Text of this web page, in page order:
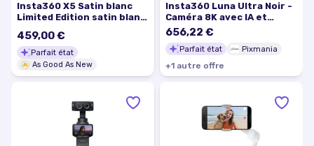
Insta360 X5 Satin blanc
Limited Edition satin blanc
459,00 €
Parfait état
As Good As New
Insta360 Luna Ultra Noir -
Caméra 8K avec IA et
écran OLED - Excellent
état
656,22 €
Parfait état Pixmania
+1 autre offre